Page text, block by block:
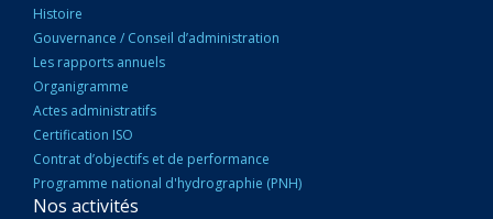
Histoire
Gouvernance / Conseil d’administration
Les rapports annuels
Organigramme
Actes administratifs
Certification ISO
Contrat d’objectifs et de performance
Programme national d'hydrographie (PNH)
Nos activités